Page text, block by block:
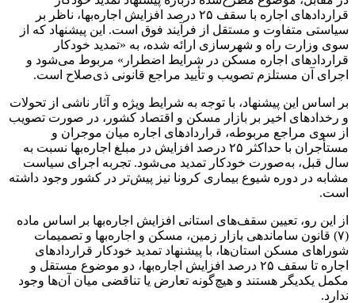
قراردادهای اجاره با سقف ۲۵ درصد افزایش اجاره‌بها، ناظر بر
سیاستی متفاوت و مستقل از فرآیند فوق است. این پیشنهاد که از
سوی وزارت راه و شهرسازی ارائه شده، به «تمدید خودکار
قراردادهای اجاره مسکن در شرایط اضطرار» مربوط می‌شود و
اجرای آن مستلزم تصویب و تأیید مراجع قانونی ذی‌صلاح است.
بر اساس این پیشنهاد، با توجه به شرایط ویژه و آثار ناشی از تحولات
و رخدادهای اخیر بر بازار مسکن و اقتصاد کشور، در صورت تصویب
از سوی مراجع مربوطه، قراردادهای اجاره میان موجران و
مستأجران با حداکثر ۲۵ درصد افزایش در مبلغ اجاره‌بها نسبت به
سال قبل، به‌صورت خودکار تمدید می‌شود. تجربه اجرای سیاست
مشابه در دوره شیوع بیماری کرونا نیز پیش‌تر در کشور وجود داشته
است.
از این رو، تعیین سقف‌های استانی افزایش اجاره‌بها بر اساس ماده
(۷) قانون ساماندهی بازار زمین، مسکن و اجاره‌بها و تصمیمات
شوراهای مسکن استان‌ها، با پیشنهاد تمدید خودکار قراردادهای
اجاره تا سقف ۲۵ درصد افزایش اجاره‌بها، دو موضوع مستقل و
مکمل یکدیگر هستند و هیچ‌گونه تعارض یا تناقضی میان آن‌ها وجود
ندارد.